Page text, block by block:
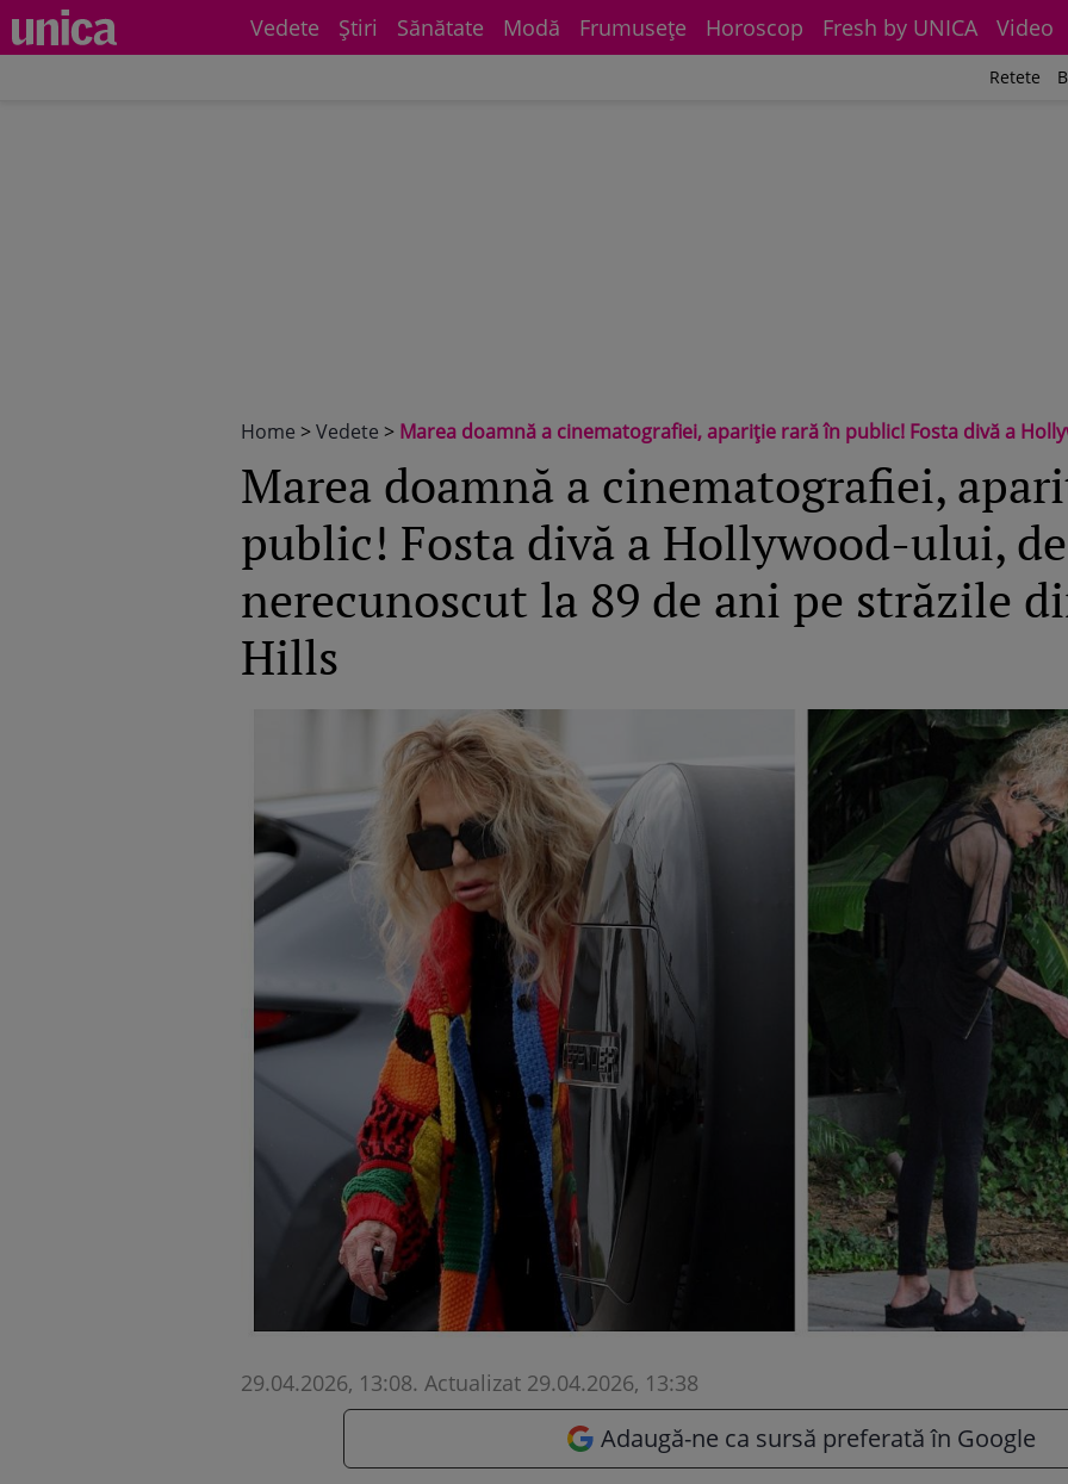
Vedete Știri Sănătate Modă Frumuseţe Horoscop Fresh by UNICA Video
Retete
Home >Vedete > Marea doamnă a cinematografiei, apariție rară în public! Fosta divă a Hollywood-ului, de
Marea doamnă a cinematografiei,
public! Fosta divă a Hollywood-ului, de
nerecunoscut la 89 de ani pe străzile
Hills
29.04.2026, 13:08. Actualizat 29.04.2026, 13:38
Adaugă-ne ca sursă preferată în Google